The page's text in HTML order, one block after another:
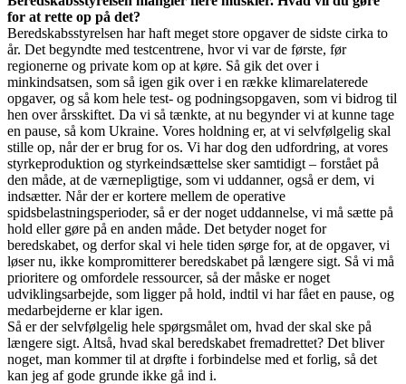
for at rette op på det?
Beredskabsstyrelsen har haft meget store opgaver de sidste cirka to
år. Det begyndte med testcentrene, hvor vi var de første, før
regionerne og private kom op at køre. Så gik det over i
minkindsatsen, som så igen gik over i en række klimarelaterede
opgaver, og så kom hele test- og podningsopgaven, som vi bidrog til
hen over årsskiftet. Da vi så tænkte, at nu begynder vi at kunne tage
en pause, så kom Ukraine. Vores holdning er, at vi selvfølgelig skal
stille op, når der er brug for os. Vi har dog den udfordring, at vores
styrkeproduktion og styrkeindsættelse sker samtidigt – forstået på
den måde, at de værnepligtige, som vi uddanner, også er dem, vi
indsætter. Når der er kortere mellem de operative
spidsbelastningsperioder, så er der noget uddannelse, vi må sætte på
hold eller gøre på en anden måde. Det betyder noget for
beredskabet, og derfor skal vi hele tiden sørge for, at de opgaver, vi
løser nu, ikke kompromitterer beredskabet på længere sigt. Så vi må
prioritere og omfordele ressourcer, så der måske er noget
udviklingsarbejde, som ligger på hold, indtil vi har fået en pause, og
medarbejderne er klar igen.
Så er der selvfølgelig hele spørgsmålet om, hvad der skal ske på
længere sigt. Altså, hvad skal beredskabet fremadrettet? Det bliver
noget, man kommer til at drøfte i forbindelse med et forlig, så det
kan jeg af gode grunde ikke gå ind i.